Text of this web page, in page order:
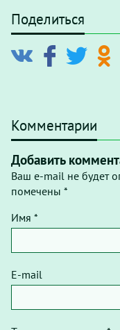
Поделиться
Комментарии
Добавить
Ваш e-mail не будет
помечены *
Имя *
E-mail